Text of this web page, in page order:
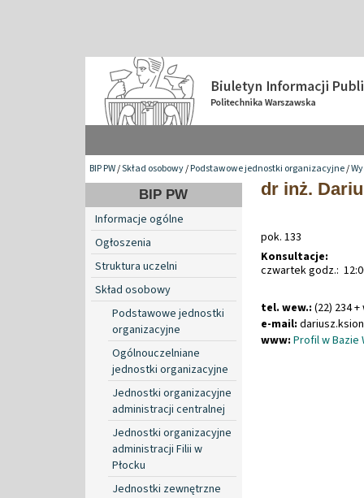
BIP PW/Skład osobowy/Podstawowe jednostki organizacyjne/
BIP PW
Informacje ogólne
Ogłoszenia
Struktura uczelni
Skład osobowy
Podstawowe jednostki
organizacyjne
Ogólnouczelniane
jednostki organizacyjne
Jednostki organizacyjne
administracji centralnej
Jednostki organizacyjne
administracji Filii w
Płocku
Jednostki zewnętrzne
dr inż.
pok. 133
Konsultacje:
czwartek godz.:
tel. wew.: (22) 234
e-mail: dariusz.
www: Profil w Bazie